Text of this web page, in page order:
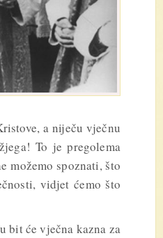
a niječu vječnu
To je pregolema
možemo spoznati, što
vidjet ćemo što
bit će vječna kazna za